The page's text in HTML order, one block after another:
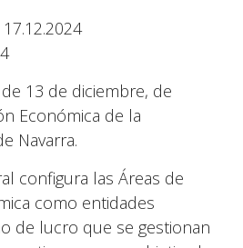
17.12.2024
13 de diciembre, de
Económica de la
Navarra.
configura las Áreas de
como entidades
de lucro que se gestionan